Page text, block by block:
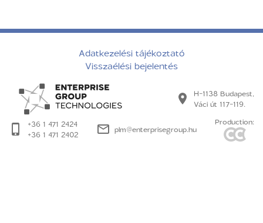
Adatkezelési tájékoztató
Visszaélési bejelentés
H-1138 Budapest,
Váci út 117-119.
+36 1 471 2424
+36 1 471 2402
plm@enterprisegroup.hu
Production: